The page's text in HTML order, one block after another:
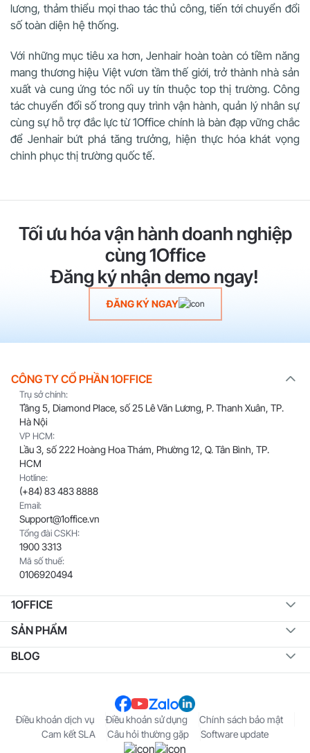
lương, thảm thiểu mọi thao tác thủ công, tiến tới chuyển đổi
số toàn diện hệ thống.
Với những mục tiêu xa hơn, Jenhair hoàn toàn có tiềm năng
mang thương hiệu Việt vươn tầm thế giới, trở thành nhà sản
xuất và cung ứng tóc nối uy tín thuộc top thị trường. Công
tác chuyển đổi số trong quy trình vận hành, quản lý nhân sự
cùng sự hỗ trợ đắc lực từ 1Office chính là bàn đạp vững chắc
để Jenhair bứt phá tăng trưởng, hiện thực hóa khát vọng
chinh phục thị trường quốc tế.
Tối ưu hóa vận hành doanh nghiệp
cùng 1Office
Đăng ký nhận demo ngay!
ĐĂNG KÝ NGAY
CÔNG TY CỔ PHẦN 1OFFICE
Trụ sở chính:
Tầng 5, Diamond Place, số 25 Lê Văn Lương, P. Thanh Xuân, TP.
Hà Nội
VP HCM:
Lầu 3, số 222 Hoàng Hoa Thám, Phường 12, Q. Tân Bình, TP.
HCM
Hotline:
(+84) 83 483 8888
Email:
Support@1office.vn
Tổng đài CSKH:
1900 3313
Mã số thuế:
0106920494
1OFFICE
SẢN PHẨM
BLOG
Điều khoản dịch vụ Điều khoản sử dụng
Chính sách bảo mật
Cam kết SLA
Câu hỏi thường gặp Software update